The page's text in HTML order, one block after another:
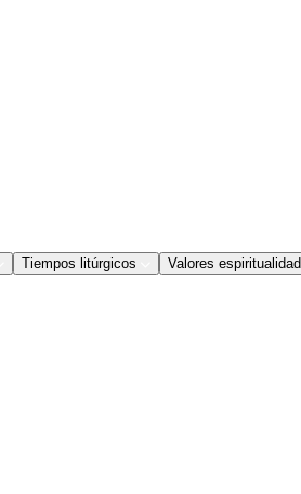
Tiempos litúrgicos Valores espiritualidad